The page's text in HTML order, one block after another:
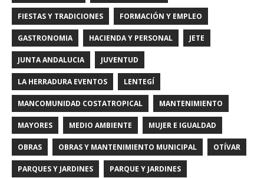
FIESTAS Y TRADICIONES FORMACIÓN Y EMPLEO
GASTRONOMIA HACIENDA Y PERSONAL JETE
JUNTA ANDALUCIA JUVENTUD
LA HERRADURA EVENTOS LENTEGÍ
MANCOMUNIDAD COSTATROPICAL MANTENIMIENTO
MAYORES MEDIO AMBIENTE MUJER E IGUALDAD
OBRAS OBRAS Y MANTENIMIENTO MUNICIPAL OTÍVAR
PARQUES Y JARDINES PARQUE Y JARDINES